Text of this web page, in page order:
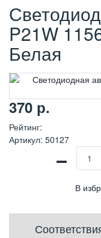
P21W
Белая
370 р.
Рейтинг:
Артикул: 50127
−